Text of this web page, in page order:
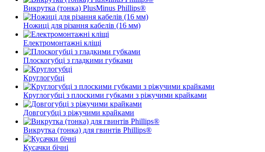
Викрутка (тонка) PlusMinus Phillips®
Ножиці для різання кабелів (16 мм)
Електромонтажні кліщі
Плоскогубці з гладкими губками
Круглогубці
Круглогубці з плоскими губками з ріжучими крайками
Довгогубці з ріжучими крайками
Викрутка (тонка) для гвинтів Phillips®
Кусачки бічні